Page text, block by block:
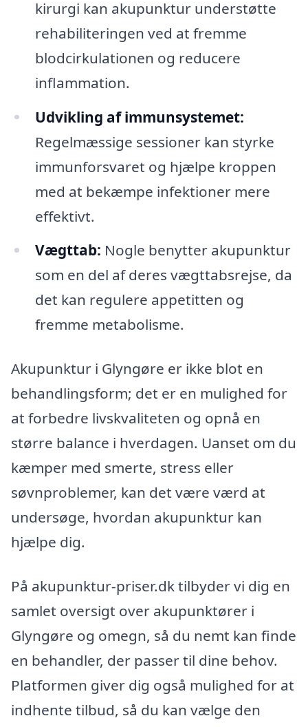
kirurgi kan akupunktur understøtte
rehabiliteringen ved at fremme
blodcirkulationen og reducere
inflammation.
Udvikling af immunsystemet:
Regelmæssige sessioner kan styrke
immunforsvaret og hjælpe kroppen
med at bekæmpe infektioner mere
effektivt.
Vægttab: Nogle benytter akupunktur
som en del af deres vægttabsrejse, da
det kan regulere appetitten og
fremme metabolisme.
Akupunktur i Glyngøre er ikke blot en
behandlingsform; det er en mulighed for
at forbedre livskvaliteten og opnå en
større balance i hverdagen. Uanset om du
kæmper med smerte, stress eller
søvnproblemer, kan det være værd at
undersøge, hvordan akupunktur kan
hjælpe dig.
På akupunktur-priser.dk tilbyder vi dig en
samlet oversigt over akupunktører i
Glyngøre og omegn, så du nemt kan finde
en behandler, der passer til dine behov.
Platformen giver dig også mulighed for at
indhente tilbud, så du kan vælge den